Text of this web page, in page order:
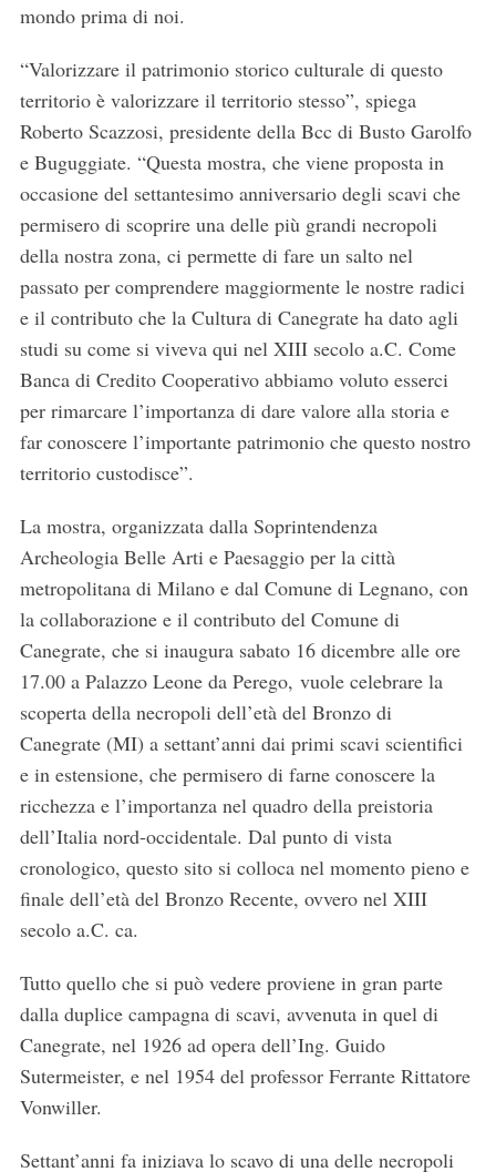
mondo prima di noi.
“Valorizzare il patrimonio storico culturale di questo
territorio è valorizzare il territorio stesso”, spiega
Roberto Scazzosi, presidente della Bcc di Busto Garolfo
e Buguggiate. “Questa mostra, che viene proposta in
occasione del settantesimo anniversario degli scavi che
permisero di scoprire una delle più grandi necropoli
della nostra zona, ci permette di fare un salto nel
passato per comprendere maggiormente le nostre radici
e il contributo che la Cultura di Canegrate ha dato agli
studi su come si viveva qui nel XIII secolo a.C. Come
Banca di Credito Cooperativo abbiamo voluto esserci
per rimarcare l’importanza di dare valore alla storia e
far conoscere l’importante patrimonio che questo nostro
territorio custodisce”.
La mostra, organizzata dalla Soprintendenza
Archeologia Belle Arti e Paesaggio per la città
metropolitana di Milano e dal Comune di Legnano, con
la collaborazione e il contributo del Comune di
Canegrate, che si inaugura sabato 16 dicembre alle ore
17.00 a Palazzo Leone da Perego, vuole celebrare la
scoperta della necropoli dell’età del Bronzo di
Canegrate (MI) a settant’anni dai primi scavi scientifici
e in estensione, che permisero di farne conoscere la
ricchezza e l’importanza nel quadro della preistoria
dell’Italia nord-occidentale. Dal punto di vista
cronologico, questo sito si colloca nel momento pieno e
finale dell’età del Bronzo Recente, ovvero nel XIII
secolo a.C. ca.
Tutto quello che si può vedere proviene in gran parte
dalla duplice campagna di scavi, avvenuta in quel di
Canegrate, nel 1926 ad opera dell’Ing. Guido
Sutermeister, e nel 1954 del professor Ferrante Rittatore
Vonwiller.
Settant’anni fa iniziava lo scavo di una delle necropoli